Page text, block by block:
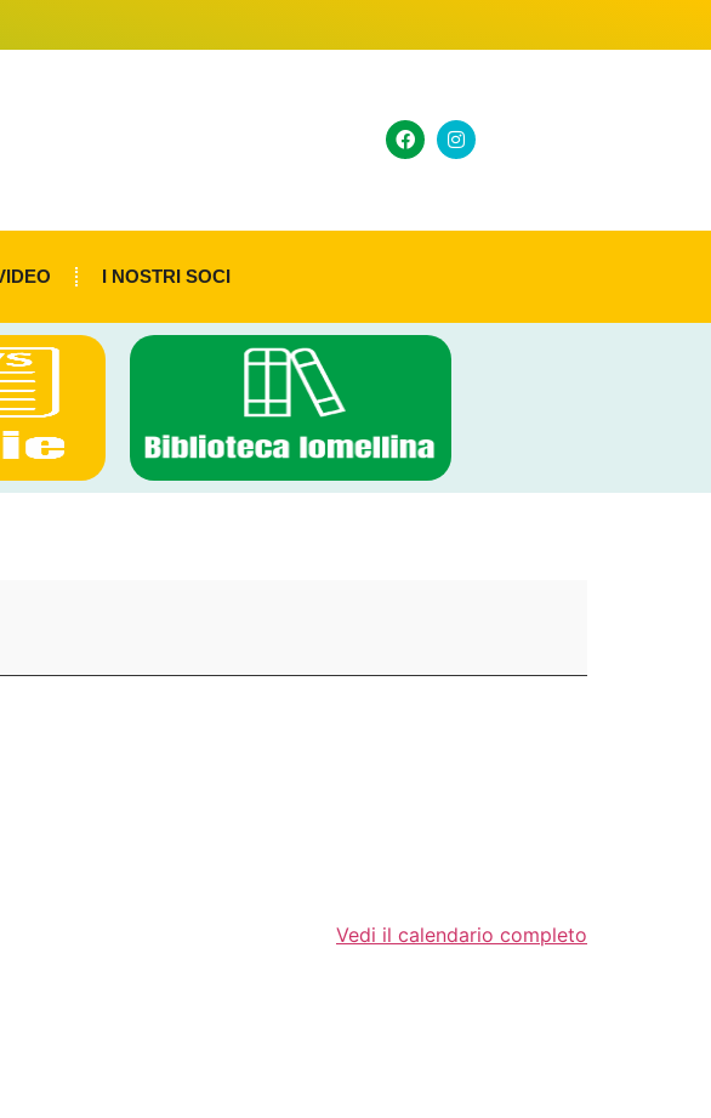
I NOSTRI SOCI
Vedi il calendario completo